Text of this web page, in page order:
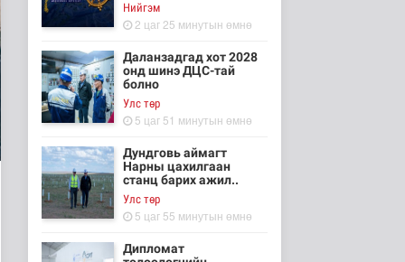
Нийгэм
2 цаг 25 минутын өмнө
Даланзадгад хот 2028
онд шинэ ДЦС-тай
болно
Улс төр
5 цаг 51 минутын өмнө
Дундговь аймагт
Нарны цахилгаан
станц барих ажил..
Улс төр
5 цаг 55 минутын өмнө
Дипломат